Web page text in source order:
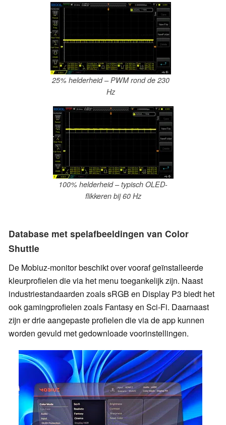
25% helderheid – PWM rond de 230
Hz
100% helderheid – typisch OLED-
flikkeren bij 60 Hz
Database met spelafbeeldingen van Color
Shuttle
De Mobiuz-monitor beschikt over vooraf geïnstalleerde
kleurprofielen die via het menu toegankelijk zijn. Naast
industriestandaarden zoals sRGB en Display P3 biedt het
ook gamingprofielen zoals Fantasy en Sci-Fi. Daarnaast
zijn er drie aangepaste profielen die via de app kunnen
worden gevuld met gedownloade voorinstellingen.